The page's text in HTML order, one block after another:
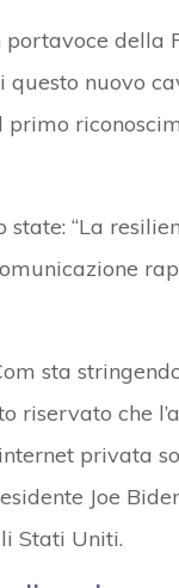
della
questo nuovo
primo
“La
sta
riservato che
privata
Joe
Stati Uniti.